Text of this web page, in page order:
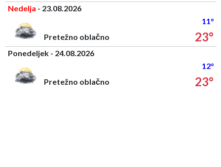
Nedelja - 23.08.2026
11°
Pretežno oblačno
23°
Ponedeljek - 24.08.2026
12°
Pretežno oblačno
23°